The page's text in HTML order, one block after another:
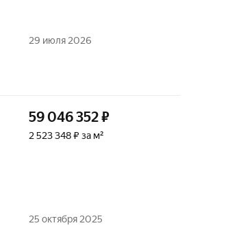
29 июля 2026
59 046 352₽
2 523 348 ₽ за м²
25 октября 2025